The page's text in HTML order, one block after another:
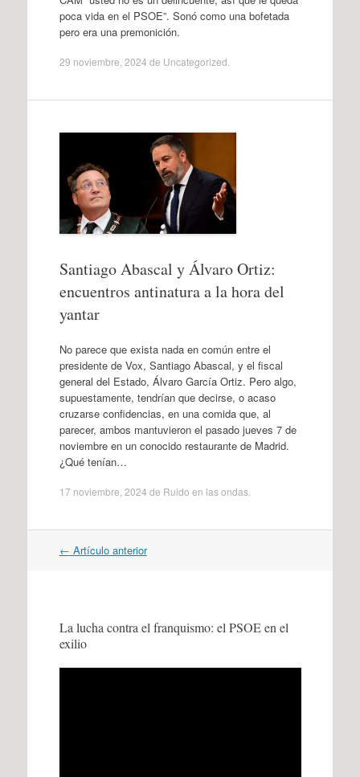
poca vida en el PSOE”. Sonó como una bofetada
pero era una premonición.
29 noviembre, 2024 de Uncategorized
Santiago Abascal y Álvaro Ortiz:
encuentros antinatura a la hora del
yantar
No parece que exista nada en común entre el
presidente de Vox, Santiago Abascal, y el fiscal
general del Estado, Álvaro García Ortiz. Pero algo,
supuestamente, tendrían que decirse, o acaso
cruzarse confidencias, en una comida que, al
parecer, ambos mantuvieron el pasado jueves 7 de
noviembre en un conocido restaurante de Madrid.
¿Qué tenían…
17 noviembre, 2024 de Ruido en las ondas.
Navegación
← Artículo anterior
La lucha contra el franquismo: el PSOE en el
exilio